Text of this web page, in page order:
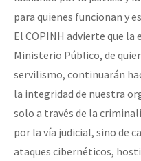
para quienes funcionan y
El COPINH advierte que la
Ministerio Público, de
servilismo, continuarán
la integridad de nuestra
solo a través de la
por la vía judicial, sino de
ataques cibernéticos,